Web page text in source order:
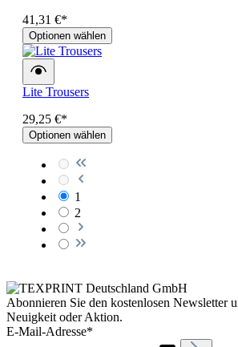
41,31 €*
Optionen wählen
Lite Trousers
29,25 €*
Optionen wählen
1
2
Abonnieren Sie den kostenlosen Newsletter
Neuigkeit oder Aktion.
E-Mail-Adresse*